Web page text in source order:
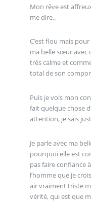
Mon rêve est
me dire..
C’est flou mais
ma belle sœur avec
très calme et
total de son
Puis je vois mon
fait quelque chose
attention, je sais
Je parle avec ma
pourquoi elle est
pas faire confiance
l’homme que je
air vraiment triste
vérité, qui est que